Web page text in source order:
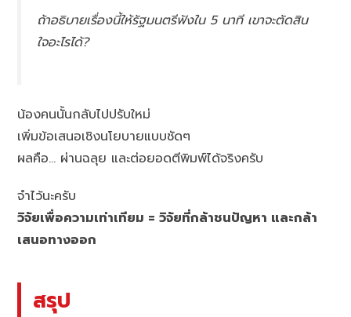
ถ้าอธิบายเรื่องนี้ให้รัฐมนตรีฟังใน 5 นาที เขาจะตัดสิน
ใจอะไรได้?
น้องคนนั้นกลับไปปรับใหม่
เพิ่มข้อเสนอเชิงนโยบายแบบชัดๆ
ผลคือ… ผ่านฉลุย และต่อยอดตีพิมพ์ได้จริงครับ
จำไว้นะครับ
วิจัยเพื่อความเท่าเทียม = วิจัยที่กล้าชนปัญหา และกล้า
เสนอทางออก
สรุป